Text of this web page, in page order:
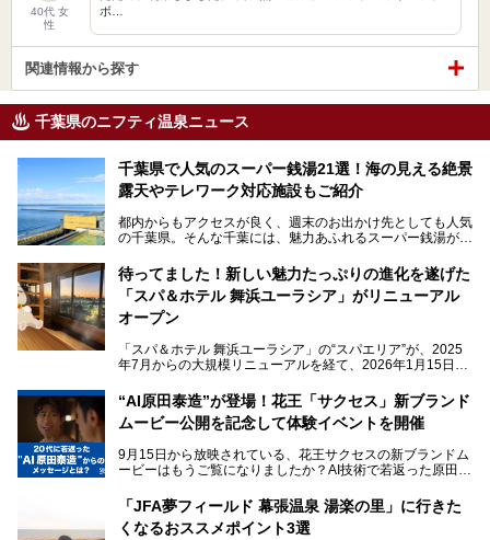
40代 女
性
ボ…
関連情報から探す
千葉県のニフティ温泉ニュース
千葉県で人気のスーパー銭湯21選！海の見える絶景
露天やテレワーク対応施設もご紹介
都内からもアクセスが良く、週末のお出かけ先としても人気
の千葉県。そんな千葉には、魅力あふれるスーパー銭湯がた
「サウナでしっかりととのいたい」「海が見える絶景で非日
常を味わいたい」「子連れでも気兼ねなく1日過ごした
い」。
そんな多様なニーズに応える施設が揃っているため、その日
の目的に合った施設がきっと見つかるはずです。
さらに最近では、24時間営業で深夜まで滞在できる施設
や、テレワーク・コワーキングスペースを備えた仕事もでき
るスパも増えており、ただの入浴施設にとどまらない進化を
本記事では、人気スーパー銭湯から絶景施設、コワーキング
スペースや休憩スペースが充実した施設、子連れファミリー
向けの施設など、目的に合わせたおすすめの施設を紹介しま
す。
待ってました！新しい魅力たっぷりの進化を遂げた
「スパ＆ホテル 舞浜ユーラシア」がリニューアル
オープン
「スパ＆ホテル 舞浜ユーラシア」の“スパエリア”が、2025
年7月からの大規模リニューアルを経て、2026年1月15日
新設エリアや生まれ変わった浴場・サウナの魅力を、人気キ
ャラクター「ユーラシわん」と一緒にご紹介します。必見の
───
提供元：SPA＆HOTEL舞浜ユーラシア【PR】
です。
“AI原田泰造”が登場！花王「サクセス」新ブランド
ムービー公開を記念して体験イベントを開催
9月15日から放映されている、花王サクセスの新ブランドム
ービーはもうご覧になりましたか？AI技術で若返った原田泰
伝えるムービーです。公開を記念して、スパメッツァおおた
か竜泉寺の湯にて体験イベントを開催。花王サクセスの製品
が無料で試せるチャンスです！
「JFA夢フィールド 幕張温泉 湯楽の里」に行きた
くなるおススメポイント3選